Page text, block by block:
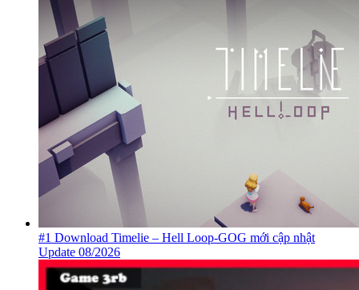
#1 Download Timelie – Hell Loop-GOG mới cập nhật
Update 08/2026